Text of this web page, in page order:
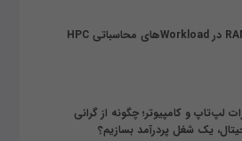
لپ‌تاپ و کامپیوتر؛ چگونه از گرانی
یک شغل پردرآمد بسازیم؟